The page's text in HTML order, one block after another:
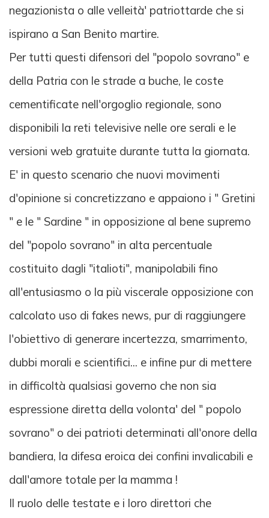
negazionista o alle velleità' patriottarde che si
ispirano a San Benito martire.
Per tutti questi difensori del "popolo sovrano" e
della Patria con le strade a buche, le coste
cementificate nell'orgoglio regionale, sono
disponibili la reti televisive nelle ore serali e le
versioni web gratuite durante tutta la giornata.
E' in questo scenario che nuovi movimenti
d'opinione si concretizzano e appaiono i " Gretini
" e le " Sardine " in opposizione al bene supremo
del "popolo sovrano" in alta percentuale
costituito dagli "italioti", manipolabili fino
all'entusiasmo o la più viscerale opposizione con
calcolato uso di fakes news, pur di raggiungere
l'obiettivo di generare incertezza, smarrimento,
dubbi morali e scientifici... e infine pur di mettere
in difficoltà qualsiasi governo che non sia
espressione diretta della volonta' del " popolo
sovrano" o dei patrioti determinati all'onore della
bandiera, la difesa eroica dei confini invalicabili e
dall'amore totale per la mamma !
Il ruolo delle testate e i loro direttori che